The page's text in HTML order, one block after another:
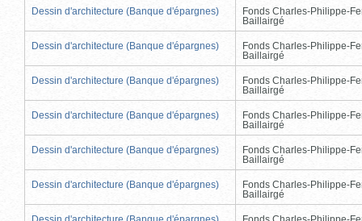
Dessin d'architecture (Banque d'épargnes)
Fonds Charles-Philippe-
Baillairgé
Dessin d'architecture (Banque d'épargnes)
Fonds Charles-Philippe-
Baillairgé
Dessin d'architecture (Banque d'épargnes)
Fonds Charles-Philippe-
Baillairgé
Dessin d'architecture (Banque d'épargnes)
Fonds Charles-Philippe-
Baillairgé
Dessin d'architecture (Banque d'épargnes)
Fonds Charles-Philippe-
Baillairgé
Dessin d'architecture (Banque d'épargnes)
Fonds Charles-Philippe-
Baillairgé